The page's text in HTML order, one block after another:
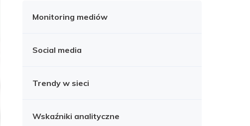
Monitoring mediów
Social media
Trendy w sieci
Wskaźniki analityczne